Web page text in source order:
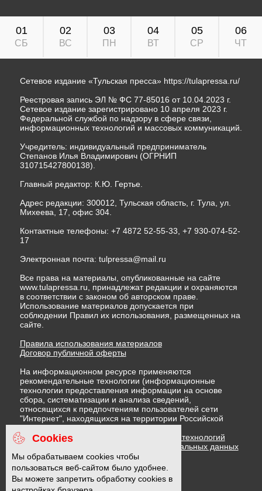
01
СБ
02
ВС
03
ПН
04
ВТ
05
СР
06
ЧТ
Сетевое издание «Тульская пресса» https://tulapressa.ru/
Реестровая запись ЭЛ № ФС 77-85016 от 10.04.2023 г.
Сетевое издание зарегистрировано 10 апреля 2023 г.
Федеральной службой по надзору в сфере связи,
информационных технологий и массовых коммуникаций.
Учредитель: индивидуальный предприниматель
Степанов Илья Владимирович (ОГРНИП
310715427800138).
Главный редактор: К.Ю. Гертье.
Адрес редакции: 300012, Тульская область, г. Тула, ул.
Михеева, 17, офис 304.
Контактные телефоны: +7 4872 52-55-33, +7 930-074-52-
17
Электронная почта: tulpressa@mail.ru
Все права на материалы, опубликованные на сайте
www.tulapressa.ru, принадлежат редакции и охраняются
в соответствии с законом об авторском праве.
Использование материалов допускается при
соблюдении Правил их использования, размещенных на
сайте.
Правила использования материалов
Договор публичной оферты
На информационном ресурсе применяются
рекомендательные технологии (информационные
технологии предоставления информации на основе
сбора, систематизации и анализа сведений,
относящихся к предпочтениям пользователей сети
"Интернет", находящихся на территории Российской
Федерации)
Правила применения рекомендательных технологий
Политика в отношении обработки персональных данных
Политика обработки файлов cookie
16 +
Cookies
Мы обрабатываем cookies чтобы
пользоваться веб-сайтом было удобнее.
Вы можете запретить обработку cookies в